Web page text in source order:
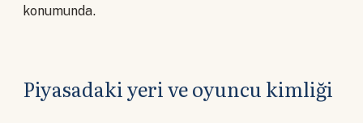
konumunda.
Piyasadaki yeri ve oyuncu kimliği